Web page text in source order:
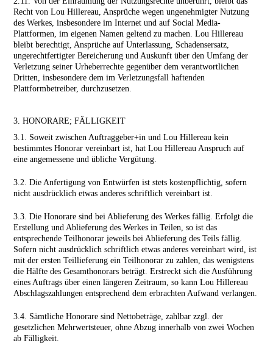
Recht von Lou Hillereau, Ansprüche wegen ungenehmigter Nutzung
des Werkes, insbesondere im Internet und auf Social Media-
Plattformen, im eigenen Namen geltend zu machen. Lou Hillereau
bleibt berechtigt, Ansprüche auf Unterlassung, Schadensersatz,
ungerechtfertigter Bereicherung und Auskunft über den Umfang der
Verletzung seiner Urheberrechte gegenüber dem verantwortlichen
Dritten, insbesondere dem im Verletzungsfall haftenden
Plattformbetreiber, durchzusetzen.
3. HONORARE; FÄLLIGKEIT
3.1. Soweit zwischen Auftraggeber+in und Lou Hillereau kein
bestimmtes Honorar vereinbart ist, hat Lou Hillereau Anspruch auf
eine angemessene und übliche Vergütung.
3.2. Die Anfertigung von Entwürfen ist stets kostenpflichtig, sofern
nicht ausdrücklich etwas anderes schriftlich vereinbart ist.
3.3. Die Honorare sind bei Ablieferung des Werkes fällig. Erfolgt die
Erstellung und Ablieferung des Werkes in Teilen, so ist das
entsprechende Teilhonorar jeweils bei Ablieferung des Teils fällig.
Sofern nicht ausdrücklich schriftlich etwas anderes vereinbart wird, ist
mit der ersten Teillieferung ein Teilhonorar zu zahlen, das wenigstens
die Hälfte des Gesamt­honorars beträgt. Erstreckt sich die Ausführung
eines Auftrags über einen längeren Zeitraum, so kann Lou Hillereau
Abschlagszahlungen entsprechend dem erbrachten Aufwand verlangen.
3.4. Sämtliche Honorare sind Nettobeträge, zahlbar zzgl. der
gesetzlichen Mehrwertsteuer, ohne Abzug innerhalb von zwei Wochen
ab Fälligkeit.